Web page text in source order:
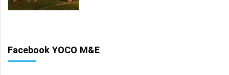
Facebook YOCO M&E